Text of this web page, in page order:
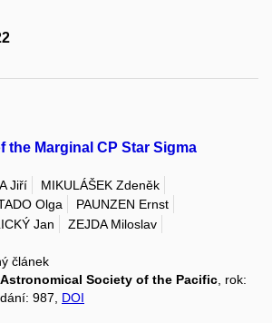
the Marginal CP Star Sigma
Jiří
MIKULÁŠEK Zdeněk
Olga
PAUNZEN Ernst
Jan
ZEJDA Miloslav
článek
Society of the Pacific , rok:
987, DOI